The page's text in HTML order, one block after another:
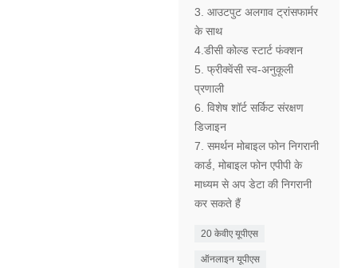
3. आउटपुट अलगाव ट्रांसफार्मर
के साथ
4.डीसी कोल्ड स्टार्ट फंक्शन
5. फ्रीक्वेंसी स्व-अनुकूली
प्रणाली
6. विशेष शॉर्ट सर्किट संरक्षण
डिजाइन
7. समर्थन मोबाइल फोन निगरानी
कार्ड, मोबाइल फोन एपीपी के
माध्यम से अप डेटा की निगरानी
कर सकते हैं
20 केवीए यूपीएस
ऑनलाइन यूपीएस